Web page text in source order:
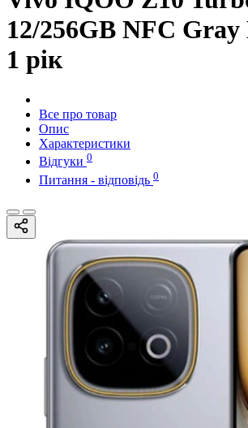
12/256GB NFC Gray
1 рік
Все про товар
Опис
Характеристики
Відгуки 0
Питання - відповідь 0